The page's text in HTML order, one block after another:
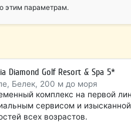
этим параметрам.
Diamond Golf Resort & Spa 5*
Белек, 200 м до моря
комплекс на первой
сервисом и
всех возрастов.